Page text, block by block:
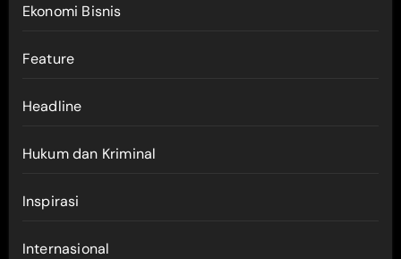
Ekonomi Bisnis
Feature
Headline
Hukum dan Kriminal
Inspirasi
Internasional